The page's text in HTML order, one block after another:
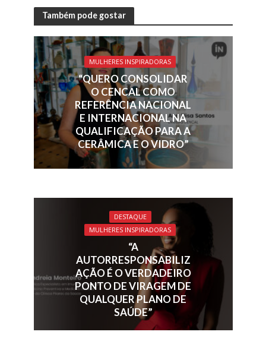
e
b
o
o
k
k
e
dI
n
re
a
d
s
ai
l
at
s
A
p
p
ar
e
Também pode gostar
MULHERES INSPIRADORAS
“QUERO CONSOLIDAR
O CENCAL COMO
REFERÊNCIA NACIONAL
E INTERNACIONAL NA
QUALIFICAÇÃO PARA A
CERÂMICA E O VIDRO”
DESTAQUE
MULHERES INSPIRADORAS
“A
AUTORRESPONSABILIZ
AÇÃO É O VERDADEIRO
PONTO DE VIRAGEM DE
QUALQUER PLANO DE
SAÚDE”